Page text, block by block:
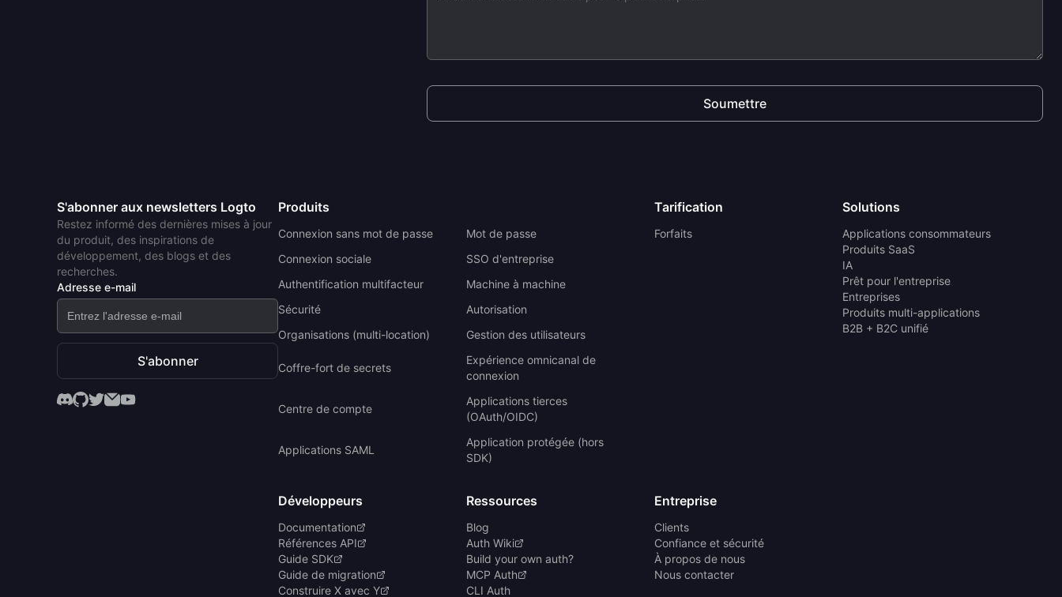
Soumettre
S'abonner aux newsletters Logto
Restez informé des dernières mises à jour
du produit, des inspirations de
développement, des blogs et des
recherches.
Adresse e-mail
S'abonner
Produits
Connexion sans mot de passe
Mot de passe
Connexion sociale
SSO d'entreprise
Authentification multifacteur
Machine à machine
Sécurité
Autorisation
Organisations (multi-location)
Gestion des utilisateurs
Coffre-fort de secrets
Expérience omnicanal de
connexion
Centre de compte
Applications tierces
(OAuth/OIDC)
Applications SAML
Application protégée (hors
SDK)
Tarification
Forfaits
Solutions
Applications consommateurs
Produits SaaS
IA
Prêt pour l'entreprise
Entreprises
Produits multi-applications
B2B + B2C unifié
Développeurs
Documentation
Références API
Guide SDK
Guide de migration
Construire X avec Y
Ressources
Blog
Auth Wiki
Build your own auth?
MCP Auth
CLI Auth
Entreprise
Clients
Confiance et sécurité
À propos de nous
Nous contacter